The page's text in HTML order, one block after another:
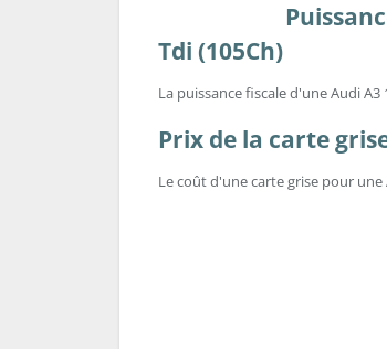
Tdi (105Ch)
La puissance fiscale d'une Audi A3
Prix de la carte
Le coût d'une carte grise pour une